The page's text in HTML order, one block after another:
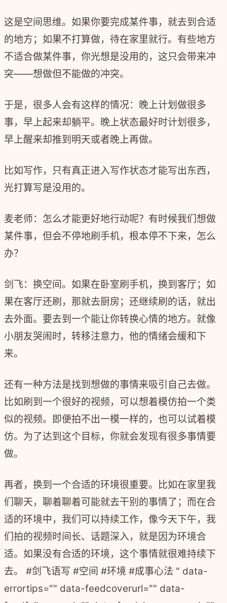
这是空间思维。如果你要完成某件事，就去到合适
的地方；如果不打算做，待在家里就行。有些地方
不适合做某件事，你光想是没用的，这只会带来冲
突——想做但不能做的冲突。
于是，很多人会有这样的情况：晚上计划做很多
事，早上起来却躺平。晚上状态最好时计划很多，
早上醒来却推到明天或者晚上再做。
比如写作，只有真正进入写作状态才能写出东西，
光打算写是没用的。
麦老师：怎么才能更好地行动呢？有时候我们想做
某件事，但会不停地刷手机，根本停不下来，怎么
办？
剑飞：换空间。如果在卧室刷手机，换到客厅；如
果在客厅还刷，那就去厨房；还继续刷的话，就出
去外面。要去到一个能让你转换心情的地方。就像
小朋友哭闹时，转移注意力，他的情绪会缓和下
来。
还有一种方法是找到想做的事情来吸引自己去做。
比如刷到一个很好的视频，可以想着模仿拍一个类
似的视频。即便拍不出一模一样的，也可以试着模
仿。为了达到这个目标，你就会发现有很多事情要
做。
再者，换到一个合适的环境很重要。比如在家里我
们聊天，聊着聊着可能就去干别的事情了；而在合
适的环境中，我们可以持续工作，像今天下午，我
们拍的视频时间长、话题深入，就是因为环境合
适。如果没有合适的环境，这个事情就很难持续下
去。 #剑飞语写 #空间 #环境 #成事心法 " data-
errortips="" data-feedcoverurl="" data-